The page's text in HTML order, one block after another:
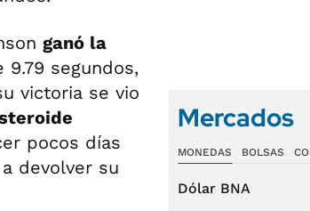
ganó la
segundos,
victoria se vio
pocos días
devolver su
Mercados
MONEDAS BOLSAS
Dólar BNA